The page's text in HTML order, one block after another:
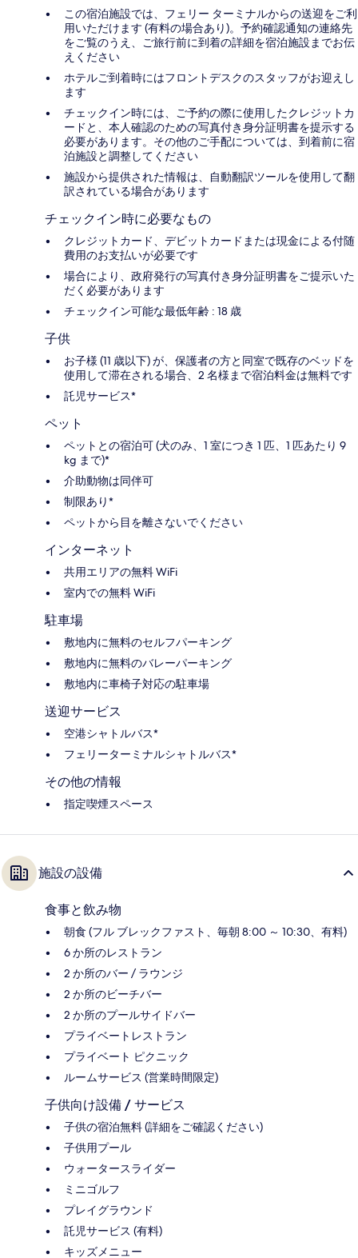
この宿泊施設では、フェリー ターミナルからの送迎をご利
用いただけます (有料の場合あり)。予約確認通知の連絡先
をご覧のうえ、ご旅行前に到着の詳細を宿泊施設までお伝
えください
ホテルご到着時にはフロントデスクのスタッフがお迎えし
ます
チェックイン時には、ご予約の際に使用したクレジットカ
ードと、本人確認のための写真付き身分証明書を提示する
必要があります。その他のご手配については、到着前に宿
泊施設と調整してください
施設から提供された情報は、自動翻訳ツールを使用して翻
訳されている場合があります
チェックイン時に必要なもの
クレジットカード、デビットカードまたは現金による付随
費用のお支払いが必要です
場合により、政府発行の写真付き身分証明書をご提示いた
だく必要があります
チェックイン可能な最低年齢 : 18 歳
子供
お子様 (11 歳以下) が、保護者の方と同室で既存のベッドを
使用して滞在される場合、2 名様まで宿泊料金は無料です
託児サービス*
ペット
ペットとの宿泊可 (犬のみ、1 室につき 1 匹、1 匹あたり 9
kg まで)*
介助動物は同伴可
制限あり*
ペットから目を離さないでください
インターネット
共用エリアの無料 WiFi
室内での無料 WiFi
駐車場
敷地内に無料のセルフパーキング
敷地内に無料のバレーパーキング
敷地内に車椅子対応の駐車場
送迎サービス
空港シャトルバス*
フェリーターミナルシャトルバス*
その他の情報
指定喫煙スペース
施設の設備
食事と飲み物
朝食 (フル ブレックファスト、毎朝 8:00 ～ 10:30、有料)
6 か所のレストラン
2 か所のバー / ラウンジ
2 か所のビーチバー
2 か所のプールサイドバー
プライベートレストラン
プライベート ピクニック
ルームサービス (営業時間限定)
子供向け設備 / サービス
子供の宿泊無料 (詳細をご確認ください)
子供用プール
ウォータースライダー
ミニゴルフ
プレイグラウンド
託児サービス (有料)
キッズメニュー